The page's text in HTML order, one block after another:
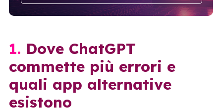
1. Dove ChatGPT
commette più errori e
quali app alternative
esistono